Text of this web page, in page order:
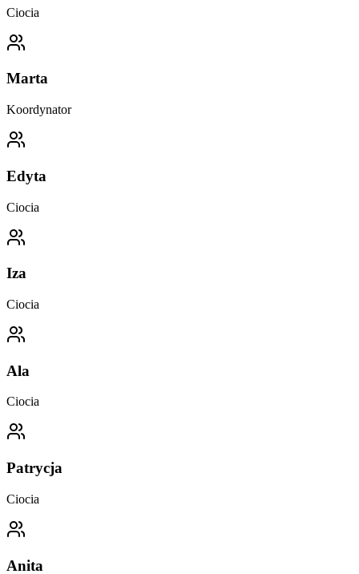
Ciocia
Marta
Koordynator
Edyta
Ciocia
Iza
Ciocia
Ala
Ciocia
Patrycja
Ciocia
Anita